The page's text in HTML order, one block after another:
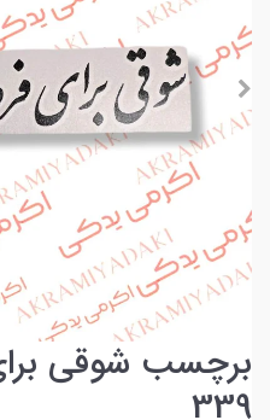
برچسب شوقی
339